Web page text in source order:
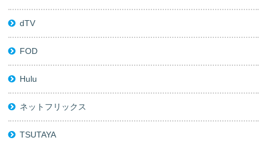
dTV
FOD
Hulu
ネットフリックス
TSUTAYA